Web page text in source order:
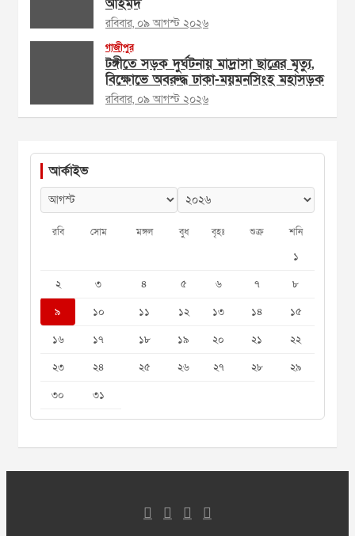
রবিবার, ০৯ আগস্ট ২০২৬
গাজীপুর
টঙ্গীতে সড়ক দুর্ঘটনায় মাদ্রাসা ছাত্রের মৃত্যু,
বিক্ষোভে অবরুদ্ধ ঢাকা-ময়মনসিংহ মহাসড়ক
রবিবার, ০৯ আগস্ট ২০২৬
আর্কাইভ
রবি সোম মঙ্গল বুধ বৃহঃ শুক্র শনি
১
২
৩ ৪ ৫ ৬ ৭
৮
৯
১০ ১১ ১২ ১৩ ১৪
১৫
১৬
১৭ ১৮ ১৯ ২০ ২১
২২
২৩
২৪ ২৫ ২৬ ২৭ ২৮
২৯
৩০
৩১